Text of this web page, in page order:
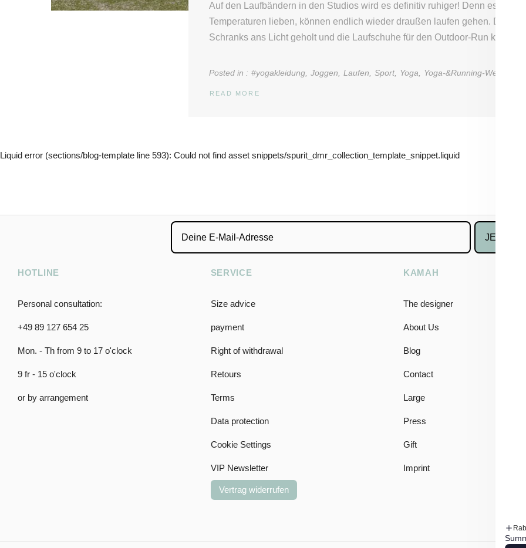
Auf den Laufbändern in den Studios wird es definitiv ruhiger! Denn es ist
Temperaturen lieben, können endlich wieder draußen laufen gehen. Die
Schranks ans Licht geholt und die Laufschuhe für den Outdoor-Run
Posted in : #yogakleidung, Joggen, Laufen, Sport, Yoga, Yoga-&Running-Wear TWO
READ MORE
Liquid error (sections/blog-template line 593): Could not find asset snippets/spurit_dmr_collection_template_snippet.liquid
JETZT
HOTLINE
Personal consultation:
+49 89 127 654 25
Mon. - Th from 9 to 17 o'clock
9 fr - 15 o'clock
or by arrangement
SERVICE
Size advice
payment
Right of withdrawal
Retours
Terms
Data protection
Cookie Settings
VIP Newsletter
Vertrag widerrufen
KAMAH
The designer
About Us
Blog
Contact
Large
Press
Gift
Imprint